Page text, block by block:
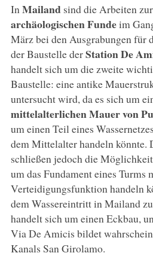
In Mailand sind die Arbeiten
archäologischen Fundeim
März bei den Ausgrabungen für
der Baustelle derStation De
handelt sich um die zweite
Baustelle: eine antike
untersucht wird, da es sich um
mittelalterlichen Mauer von
um einen Teil eines
dem Mittelalter handeln könnte.
schließen jedoch die Möglichkeit
um das Fundament eines Turms
Verteidigungsfunktion handeln
dem Wassereintritt in Mailand
handelt sich um einen Eckbau,
Via De Amicis bildet
Kanals San Girolamo.